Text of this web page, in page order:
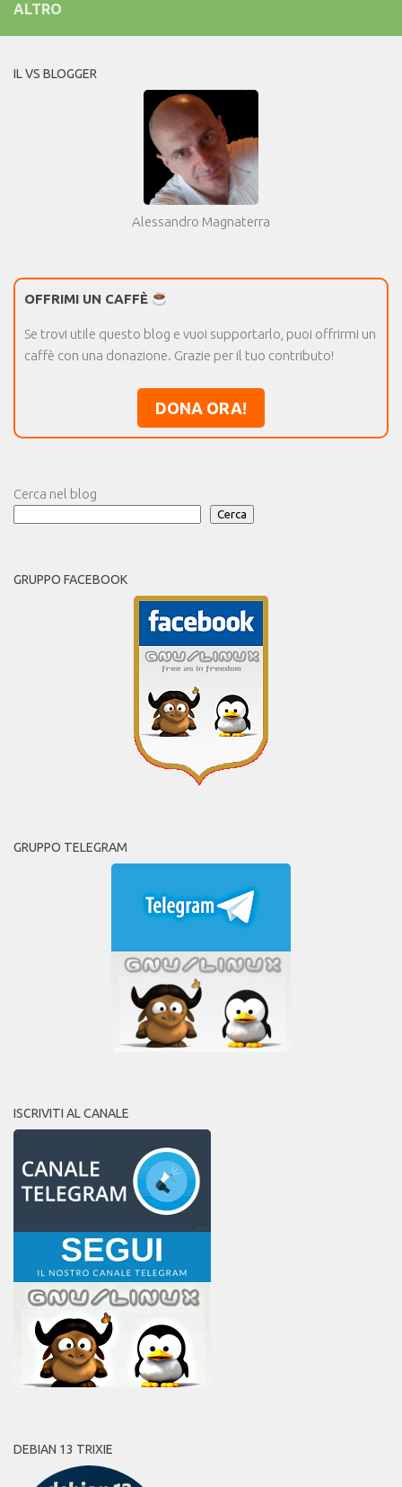
ALTRO
IL VS BLOGGER
Alessandro Magnaterra
OFFRIMI UN CAFFÈ
Se trovi utile questo blog e vuoi supportarlo, puoi offrirmi un
caffè con una donazione. Grazie per il tuo contributo!
DONA ORA!
Cerca nel blog
Cerca
GRUPPO FACEBOOK
GRUPPO TELEGRAM
ISCRIVITI AL CANALE
DEBIAN 13 TRIXIE